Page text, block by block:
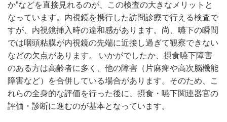
か”などを直接見れるのが、この検査の大きなメリットと
なっています。内視鏡を携行した訪問診療で行える検査で
すが、内視鏡挿入時の違和感があります。尚、嚥下の瞬間
では咽頭粘膜が内視鏡の先端に近接し過ぎて観察できない
などの欠点があります。 いかがでしたか、摂食嚥下障害
のある方は高齢者に多く、他の障害（片麻痺や高次脳機能
障害など）を合併している場合があります。そのため、こ
れらの全身的な評価を行った後に、摂食・嚥下関連器官の
評価・診断に進むのが基本となっています。